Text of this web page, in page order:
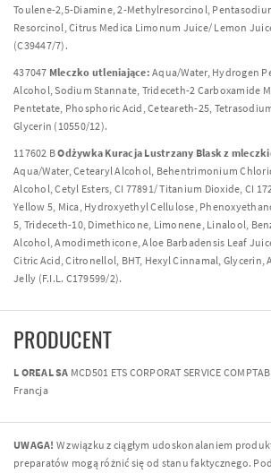
Toulene-2,5-Diamine, 2-Methylresorcinol,
Resorcinol, Citrus Medica Limonum Juice/ Lemon
(C39447/7).
437047 Mleczko utleniające: Aqua/Water, Hydrogen
Alcohol, Sodium Stannate, Trideceth-2 Carboxamide
Pentetate, Phosphoric Acid, Ceteareth-25,
Glycerin (10550/12).
117602 BOdżywka Kuracja Lustrzany Blask z
Aqua/Water, Cetearyl Alcohol, Behentrimonium
Alcohol, Cetyl Esters, CI 77891/ Titanium Dioxide, CI
Yellow 5, Mica, Hydroxyethyl Cellulose,
5, Trideceth-10, Dimethicone, Limonene, Linalool,
Alcohol, Amodimethicone, Aloe Barbadensis Leaf
Citric Acid, Citronellol, BHT, Hexyl Cinnamal, Glycerin,
Jelly (F.I.L. C179599/2).
PRODUCENT
L OREAL SA MCD501 ETS CORPORAT SERVICE
Francja
UWAGA! W związku z ciągłym udoskonalaniem
preparatów mogą różnić się od stanu faktycznego.